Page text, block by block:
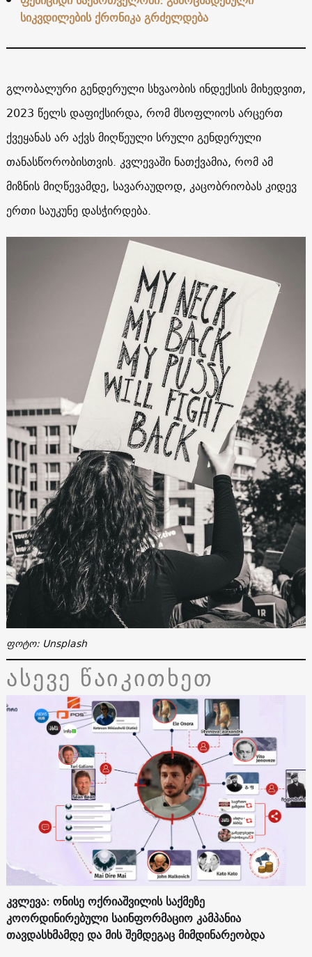
სიკვდილების ქრონიკა გრძელდება
გლობალური გენდერული სხვაობის ინდექსის მიხედვით,
2023 წელს დაფიქსირდა, რომ მსოფლიოს არცერთ
ქვეყანას არ აქვს მიღწეული სრული გენდერული
თანასწორობისთვის. კვლევაში ნათქვამია, რომ ამ
მიზნის მიღწევამდე, სავარაუდოდ, კაცობრიობას კიდევ
ერთი საუკუნე დასჭირდება.
ფოტო: Unsplash
ასევე წაიკითხეთ
კვლევა: ონისე ოქრიაშვილის საქმეზე
კოორდინირებული საინფორმაციო კამპანია
თავდასხმამდე და მის შემდეგაც მიმდინარეობდა